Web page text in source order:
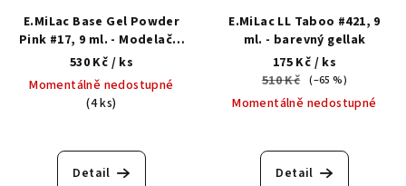
E.MiLac Base Gel Powder
Pink #17, 9 ml. - Modelační
kamuflážní báze
530 Kč / ks
Momentálně nedostupné
(4 ks)
Detail
E.MiLac LL Taboo #421, 9
ml. - barevný gellak
175 Kč / ks
510 Kč (–65 %)
Momentálně nedostupné
Detail